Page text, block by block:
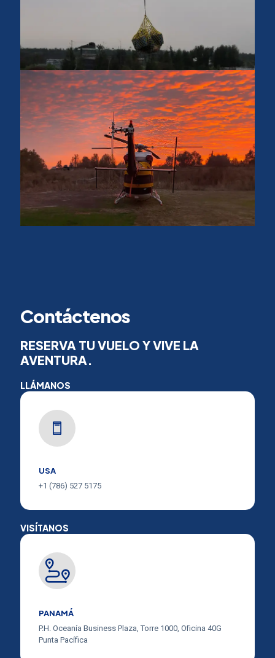
Contáctenos
RESERVA TU VUELO Y VIVE LA
AVENTURA.
LLÁMANOS
USA
+1 (786) 527 5175
VISÍTANOS
PANAMÁ
P.H. Oceanía Business Plaza, Torre 1000, Oficina 40G
Punta Pacífica